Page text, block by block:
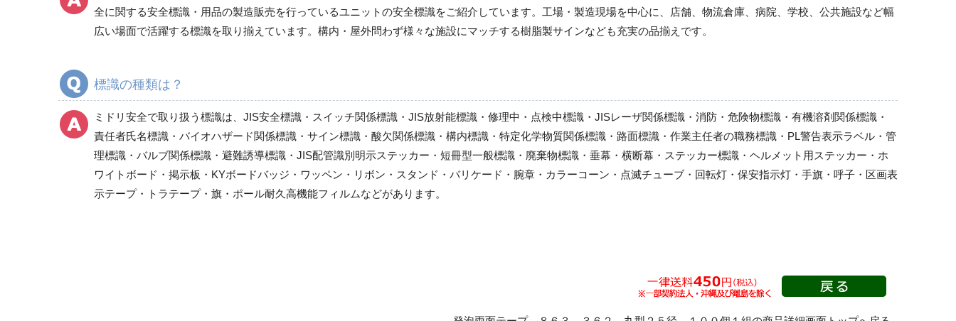
通路、とまれ・一時停止標識
作業主任者職務表示板
酸欠危険標識・有害物質標識
レーザ標識
放射能標識
はさまれ・巻き込まれ注意標識
管理表示板
製造物責任（PL)警告表示ラベル
全に関する安全標識・用品の製造販売を行っているユニットの安全標識をご紹介しています。工場・製造現場を中心に、店舗、物流倉庫、病院、学校、公共施設など幅
広い場面で活躍する標識を取り揃えています。構内・屋外問わず様々な施設にマッチする樹脂製サインなども充実の品揃えです。
標識の種類は？
ミドリ安全で取り扱う標識は、JIS安全標識・スイッチ関係標識・JIS放射能標識・修理中・点検中標識・JISレーザ関係標識・消防・危険物標識・有機溶剤関係標識・
責任者氏名標識・バイオハザード関係標識・サイン標識・酸欠関係標識・構内標識・特定化学物質関係標識・路面標識・作業主任者の職務標識・PL警告表示ラベル・管
理標識・バルブ関係標識・避難誘導標識・JIS配管識別明示ステッカー・短冊型一般標識・廃棄物標識・垂幕・横断幕・ステッカー標識・ヘルメット用ステッカー・ホ
ワイトボード・掲示板・KYボードバッジ・ワッペン・リボン・スタンド・バリケード・腕章・カラーコーン・点滅チューブ・回転灯・保安指示灯・手旗・呼子・区画表
示テープ・トラテープ・旗・ポール耐久高機能フィルムなどがあります。